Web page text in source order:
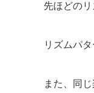
先ほどの
リズムパ
また、同